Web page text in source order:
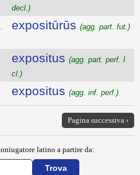
decl.)
expositūrūs (agg. part. fut.)
expositus (agg. part. perf. I
cl.)
expositus (agg. inf. perf.)
Pagina successiva ›
latino a partire da: